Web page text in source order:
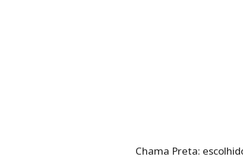
Chama Preta: